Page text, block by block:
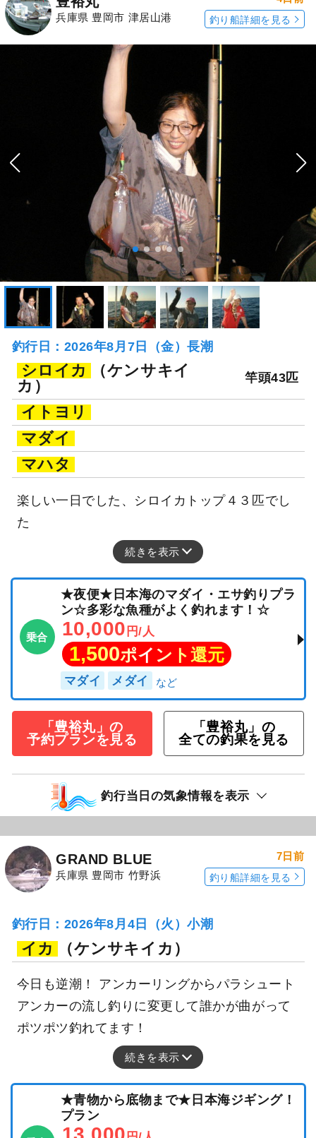
兵庫県 豊岡市 津居山港 釣り船詳細を見る
釣行日：2026年8月7日（金）長潮
シロイカ
（ケンサキイ
カ）
竿頭43匹
イトヨリ
マダイ
マハタ
楽しい一日でした、シロイカトップ４３匹でし
た
続きを表示
乗合
★夜便★日本海のマダイ・エサ釣りプラ
ン☆多彩な魚種がよく釣れます！☆
10,000 円/人
1,500ポイント還元
マダイ メダイ
「豊裕丸」の
予約プランを見る
「豊裕丸」の
全ての釣果を見る
釣行当日の気象情報を表示
GRAND BLUE
兵庫県 豊岡市 竹野浜
7日前
釣り船詳細を見る
釣行日：2026年8月4日（火）小潮
イカ （ケンサキイカ）
今日も逆潮！ アンカーリングからパラシュート
アンカーの流し釣りに変更して誰かが曲がって
ポツポツ釣れてます！
続きを表示
★青物から底物まで★日本海ジギング！
プラン